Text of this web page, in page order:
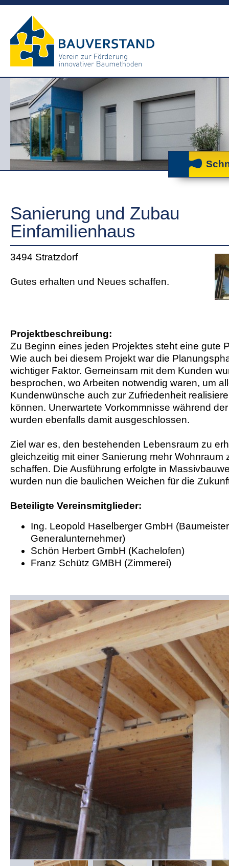
Sanierung und Zubau
Einfamilienhaus
3494 Stratzdorf
Gutes erhalten und Neues schaffen.
Projektbeschreibung:
Zu Beginn eines jeden Projektes steht eine gute
Wie auch bei diesem Projekt war die
wichtiger Faktor. Gemeinsam mit dem Kunden
besprochen, wo Arbeiten notwendig waren, um
Kundenwünsche auch zur Zufriedenheit
können. Unerwartete Vorkommnisse während
wurden ebenfalls damit ausgeschlossen.
Ziel war es, den bestehenden Lebensraum zu
gleichzeitig mit einer Sanierung mehr Wohnraum
schaffen. Die Ausführung erfolgte in
wurden nun die baulichen Weichen für die
Beteiligte Vereinsmitglieder:
Ing. Leopold Haselberger GmbH
Generalunternehmer)
Schön Herbert GmbH (Kachelofen)
Franz Schütz GMBH (Zimmerei)